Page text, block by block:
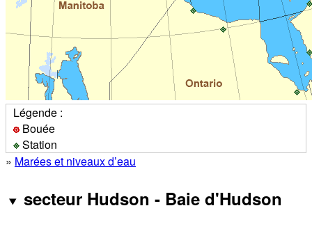
Légende :
Bouée
Station
» Marées et niveaux d’eau
secteur Hudson - Baie d'Hudson